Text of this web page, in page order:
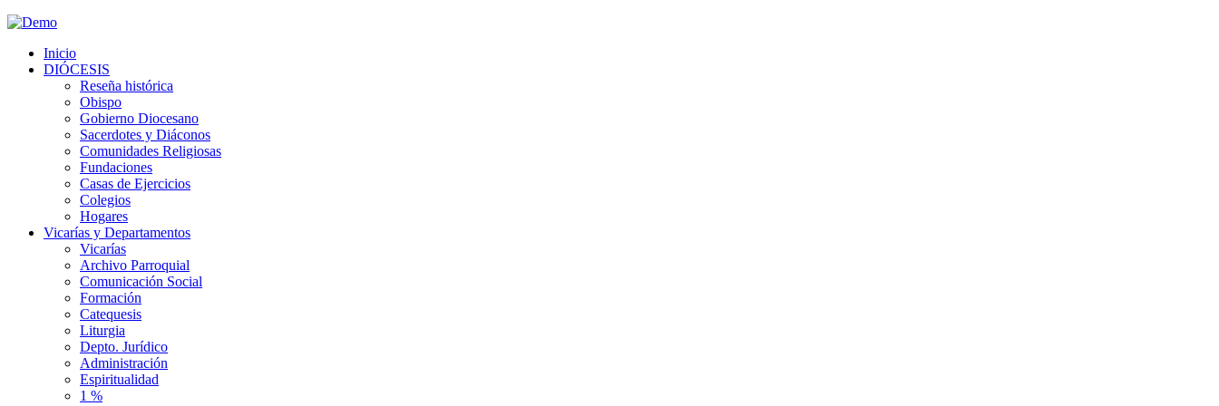
Inicio
DIÓCESIS
Reseña histórica
Obispo
Gobierno Diocesano
Sacerdotes y Diáconos
Comunidades Religiosas
Fundaciones
Casas de Ejercicios
Colegios
Hogares
Vicarías y Departamentos
Vicarías
Archivo Parroquial
Comunicación Social
Formación
Catequesis
Liturgia
Depto. Jurídico
Administración
Espiritualidad
1 %